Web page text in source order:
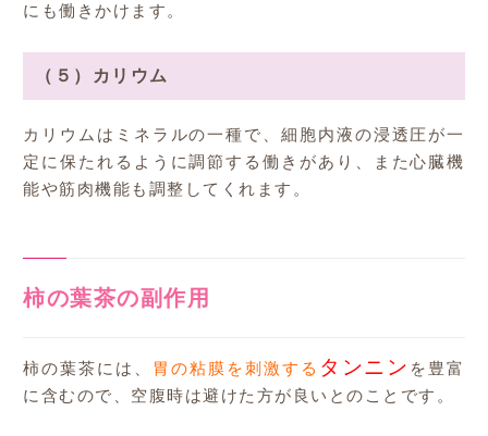
にも働きかけます。
（５）カリウム
カリウムはミネラルの一種で、細胞内液の浸透圧が一
定に保たれるように調節する働きがあり、また心臓機
能や筋肉機能も調整してくれます。
柿の葉茶の副作用
柿の葉茶には、 胃の粘膜を刺激する タンニン を豊富
に含むので、空腹時は避けた方が良いとのことです。